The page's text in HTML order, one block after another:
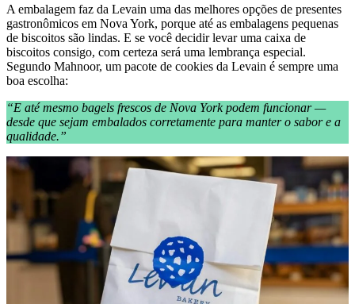
A embalagem faz da Levain uma das melhores opções de presentes
gastronômicos em Nova York, porque até as embalagens pequenas
de biscoitos são lindas. E se você decidir levar uma caixa de
biscoitos consigo, com certeza será uma lembrança especial.
Segundo Mahnoor, um pacote de cookies da Levain é sempre uma
boa escolha:
“E até mesmo bagels frescos de Nova York podem funcionar —
desde que sejam embalados corretamente para manter o sabor e a
qualidade.”